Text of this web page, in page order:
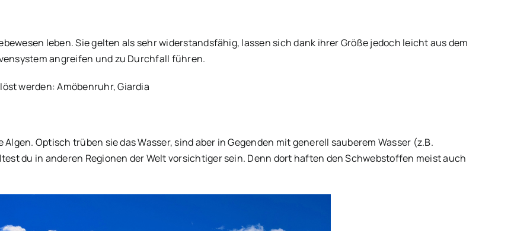
leben. Sie gelten als sehr widerstandsfähig, lassen sich dank ihrer Größe jedoch leicht aus dem
angreifen und zu Durchfall führen.
werden: Amöbenruhr, Giardia
Optisch trüben sie das Wasser, sind aber in Gegenden mit generell sauberem Wasser (z.B.
du in anderen Regionen der Welt vorsichtiger sein. Denn dort haften den Schwebstoffen meist auch